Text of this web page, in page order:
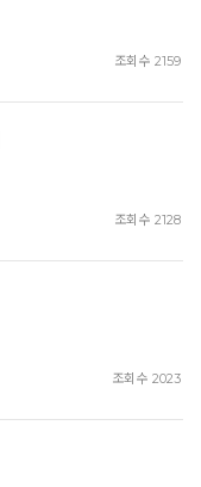
조회수 2159
조회수 2128
조회수 2023